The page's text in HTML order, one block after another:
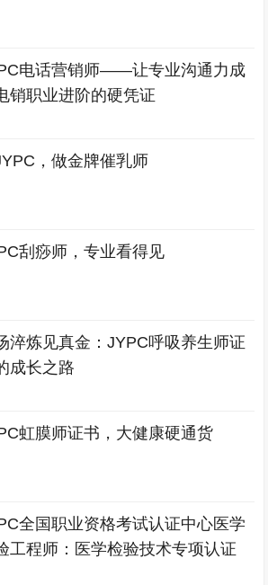
电话营销师——让专业沟通力成
销职业进阶的硬凭证
，做金牌催乳师
刮痧师，专业看得见
淬炼见真金：JYPC呼吸养生师证
成长之路
虹膜师证书，大健康硬通货
全国职业资格考试认证中心医学
工程师：医学检验技术专项认证